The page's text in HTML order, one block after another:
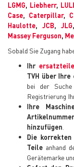
LGMG, Liebherr,
Case, Caterpillar,
Haulotte,JCB,JLG
Massey Ferguson,
Sobald Sie Zugang
Ihr
TVH über
bei der
Registrierung
Ihre
hinzufügen
Die
Teile anhand
Gerätemarke